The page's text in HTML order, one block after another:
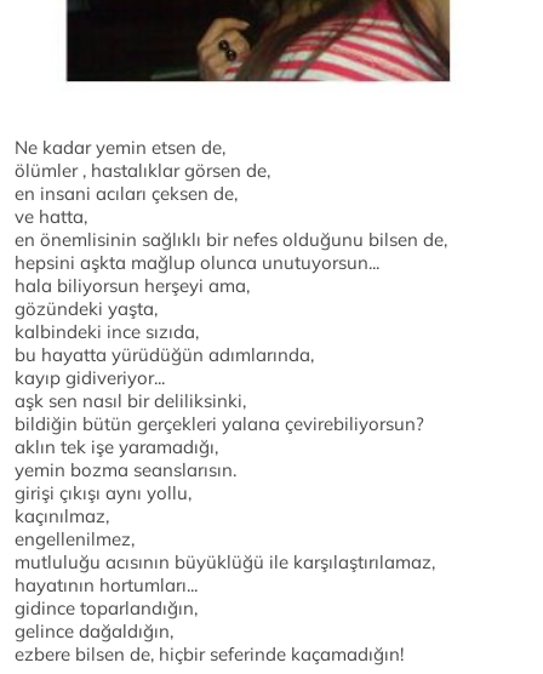
Ne kadar yemin etsen de,
ölümler , hastalıklar görsen de,
en insani acıları çeksen de,
ve hatta,
en önemlisinin sağlıklı bir nefes olduğunu bilsen de,
hepsini aşkta mağlup olunca unutuyorsun...
hala biliyorsun herşeyi ama,
gözündeki yaşta,
kalbindeki ince sızıda,
bu hayatta yürüdüğün adımlarında,
kayıp gidiveriyor...
aşk sen nasıl bir deliliksinki,
bildiğin bütün gerçekleri yalana çevirebiliyorsun?
aklın tek işe yaramadığı,
yemin bozma seanslarısın.
girişi çıkışı aynı yollu,
kaçınılmaz,
engellenilmez,
mutluluğu acısının büyüklüğü ile karşılaştırılamaz,
hayatının hortumları...
gidince toparlandığın,
gelince dağaldığın,
ezbere bilsen de, hiçbir seferinde kaçamadığın!